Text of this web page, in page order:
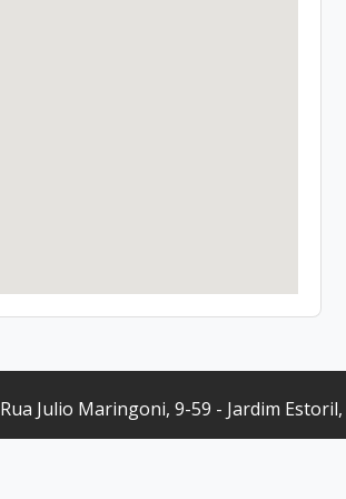
Rua Julio Maringoni, 9-59 - Jardim